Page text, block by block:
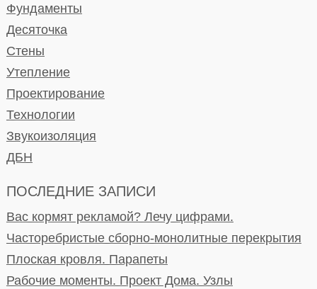
Фундаменты
Десяточка
Стены
Утепление
Проектирование
Технологии
Звукоизоляция
ДБН
ПОСЛЕДНИЕ ЗАПИСИ
Вас кормят рекламой? Лечу цифрами.
Часторебристые сборно-монолитные перекрытия
Плоская кровля. Парапеты
Рабочие моменты. Проект Дома. Узлы